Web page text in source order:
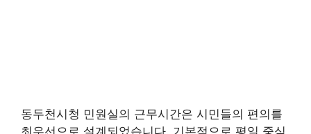
동두천시청 민원실의 근무시간은 시민들의 편의를
최우선으로 설계되었습니다. 기본적으로 평일 중심